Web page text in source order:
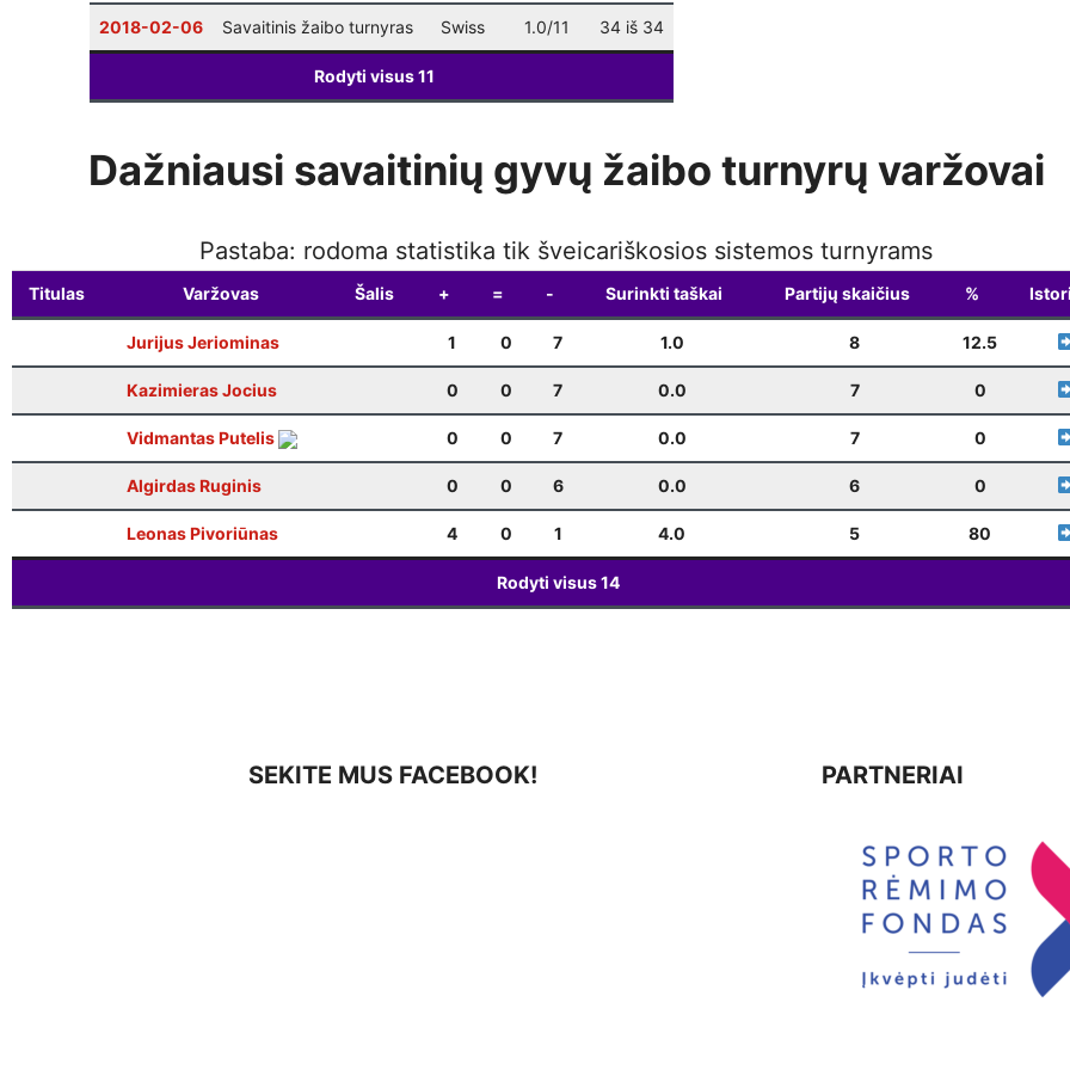
12-22 19:00
12-28 19:00
2018-02-06 Savaitinis žaibo turnyras Swiss 1.0/11 34 iš 34
Rodyti visus11
Dažniausi savaitinių gyvų žaibo turnyrų varžovai
Pastaba: rodoma statistika tik šveicariškosios sistemos turnyrams
Titulas Varžovas Šalis + = - Surinkti taškai Partijų skaičius %
Jurijus Jeriominas 1 0 7 1.0 8 12.5
Kazimieras Jocius 0 0 7 0.0 7 0
Vidmantas Putelis 0 0 7 0.0 7 0
Algirdas Ruginis 0 0 6 0.0 6 0
Leonas Pivoriūnas 4 0 1 4.0 5 80
Rodyti visus14
SEKITE MUS FACEBOOK! PARTNERIAI